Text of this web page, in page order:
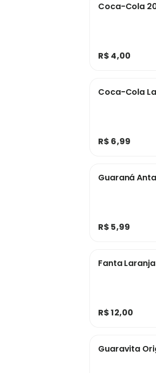
Coca-Cola
R$ 4,00
Coca-Cola
R$ 6,99
Guaraná
R$ 5,99
Fanta
R$ 12,00
Guaravita